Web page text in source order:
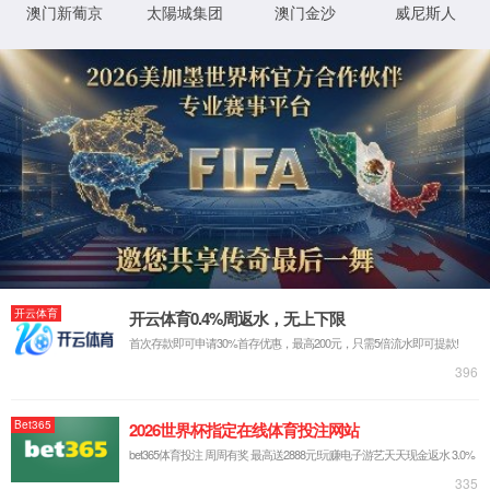
详细错误信息:
模块 IIS Web Core
通知
MapRequestHan
dler
处理程
序
StaticFile
错误代
码
0x80070002
请求的
URL
:80/CompanyNews/list.aspx?page=2
径
C:\sites\udimc\CompanyNews\list.asp
登录方
法
匿名
登录用 匿名
详细信息:
此错误表明文件或目录在服务器上不存在。请创建文件或目录并重新尝试请
求。
XML 地图